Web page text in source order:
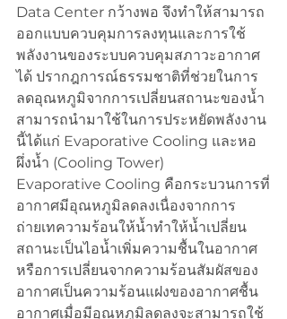
Data Center กว้างพอ จึงทำให้สามารถ
ออกแบบควบคุมการลงทุนและการใช้
พลังงานของระบบควบคุมสภาวะอากาศ
ได้ ปรากฎการณ์ธรรมชาติที่ช่วยในการ
ลดอุณหภูมิจากการเปลี่ยนสถานะของน้ำ
สามารถนำมาใช้ในการประหยัดพลังงาน
นี้ได้แก่ Evaporative Cooling และหอ
ผึ่งน้ำ (Cooling Tower)
Evaporative Cooling คือกระบวนการที่
อากาศมีอุณหภูมิลดลงเนื่องจากการ
ถ่ายเทความร้อนให้น้ำทำให้น้ำเปลี่ยน
สถานะเป็นไอน้ำเพิ่มความชื้นในอากาศ
หรือการเปลี่ยนจากความร้อนสัมผัสของ
อากาศเป็นความร้อนแฝงของอากาศชื้น
อากาศเมื่อมีอุณหภูมิลดลงจะสามารถใช้